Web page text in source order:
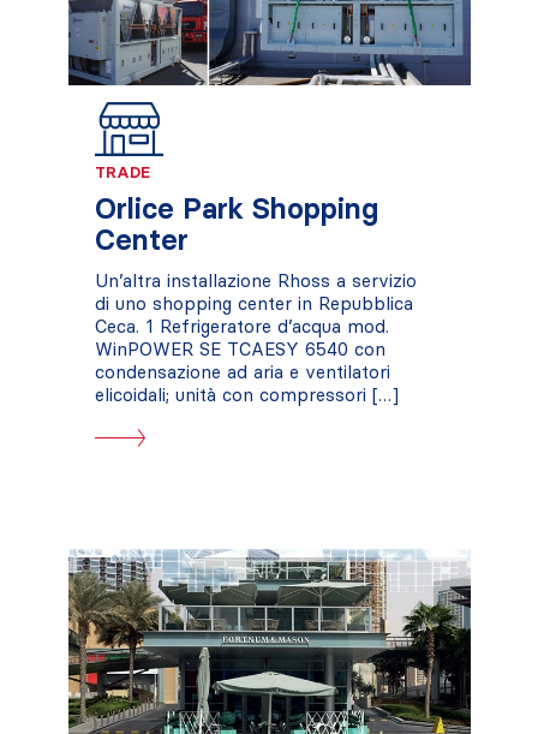
TRADE
Orlice Park Shopping
Center
Un’altra installazione Rhoss a servizio
di uno shopping center in Repubblica
Ceca. 1 Refrigeratore d’acqua mod.
WinPOWER SE TCAESY 6540 con
condensazione ad aria e ventilatori
elicoidali; unità con compressori […]